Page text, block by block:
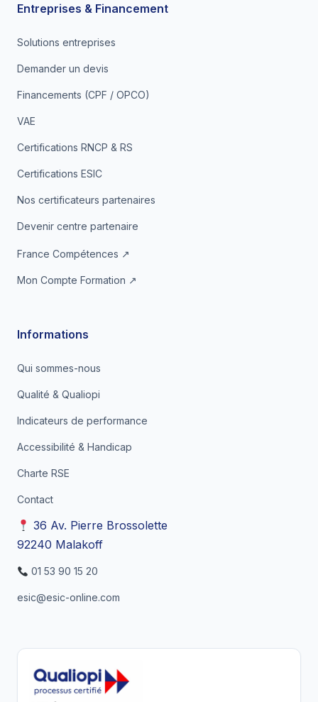
Entreprises & Financement
Solutions entreprises
Demander un devis
Financements (CPF / OPCO)
VAE
Certifications RNCP & RS
Certifications ESIC
Nos certificateurs partenaires
Devenir centre partenaire
France Compétences ↗
Mon Compte Formation ↗
Informations
Qui sommes-nous
Qualité & Qualiopi
Indicateurs de performance
Accessibilité & Handicap
Charte RSE
Contact
36 Av. Pierre Brossolette
92240 Malakoff
01 53 90 15 20
esic@esic-online.com